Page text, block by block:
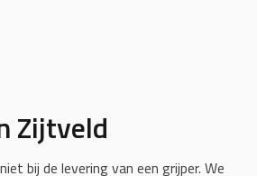
Zijtveld
bij de levering van een grijper. We